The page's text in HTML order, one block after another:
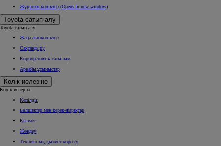
Жүрілген көліктер (Opens in new window)
Toyota сатып алу
Toyota сатып алу
Жаңа автокөліктер
Сақтандыру
Корпоративтік сатылым
Арнайы ұсыныстар
Көлік иелеріне
Көлік иелеріне
Кепілдік
Бөлшектер мен керек-жарақтар
Қызмет
Жөндеу
Техникалық қызмет көрсету